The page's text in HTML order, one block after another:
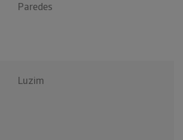
Paredes
Luzim